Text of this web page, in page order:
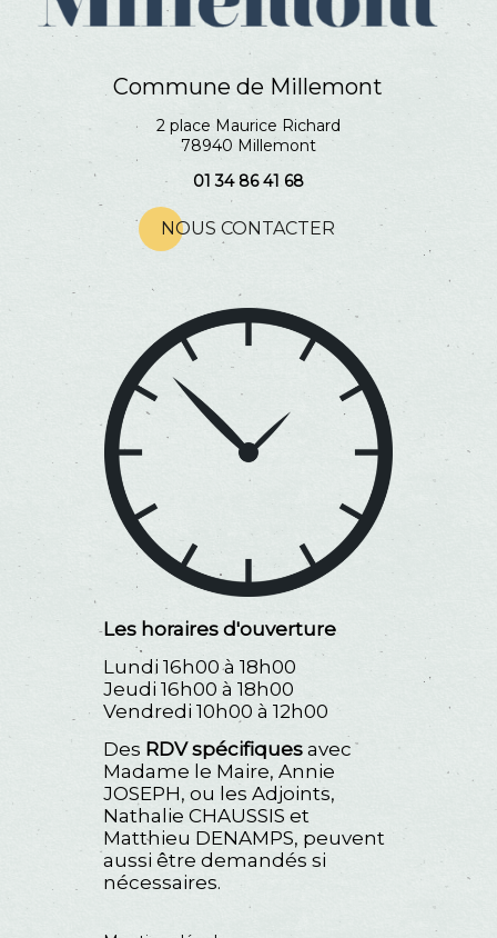
Commune de Millemont
2 place Maurice Richard
78940 Millemont
01 34 86 41 68
NOUS CONTACTER
Les horaires d'ouverture
Lundi 16h00 à 18h00
Jeudi 16h00 à 18h00
Vendredi 10h00 à 12h00
Des RDV spécifiquesavec
Madame le Maire, Annie
JOSEPH, ou les Adjoints,
Nathalie CHAUSSIS et
Matthieu DENAMPS, peuvent
aussi être demandés si
nécessaires.